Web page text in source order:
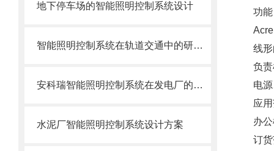
地下停车场的智能照明控制系统设计
智能照明控制系统在轨道交通中的研究及其应用
安科瑞智能照明控制系统在发电厂的应用探讨
水泥厂智能照明控制系统设计方案
功
线
负
电
应
办
订